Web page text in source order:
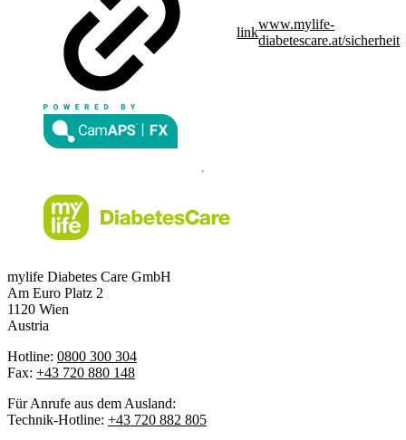
link
www.mylife-
diabetescare.at/sicherheit
mylife Diabetes Care GmbH
Am Euro Platz 2
1120 Wien
Austria
Hotline: 0800 300 304
Fax: +43 720 880 148
Für Anrufe aus dem Ausland:
Technik-Hotline: +43 720 882 805